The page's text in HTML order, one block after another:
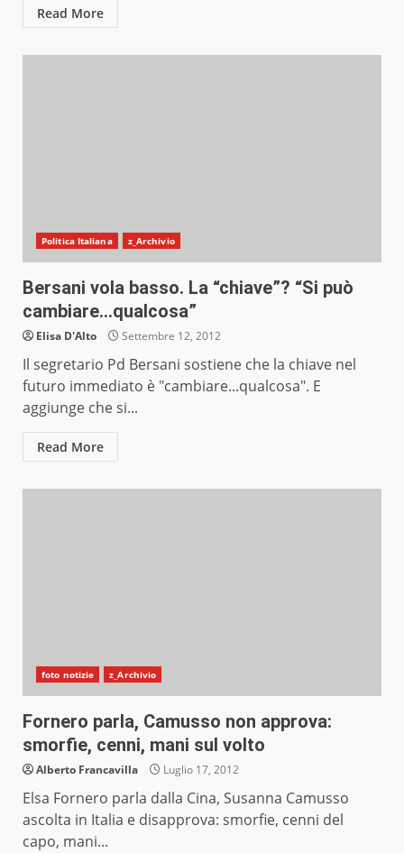
Read More
Politica Italiana z_Archivio
Bersani vola basso. La “chiave”? “Si può
cambiare…qualcosa”
Elisa D'Alto Settembre 12, 2012
Il segretario Pd Bersani sostiene che la chiave nel
futuro immediato è "cambiare...qualcosa". E
aggiunge che si...
Read More
foto notizie z_Archivio
Fornero parla, Camusso non approva:
smorfie, cenni, mani sul volto
Alberto Francavilla Luglio 17, 2012
Elsa Fornero parla dalla Cina, Susanna Camusso
ascolta in Italia e disapprova: smorfie, cenni del
capo, mani...